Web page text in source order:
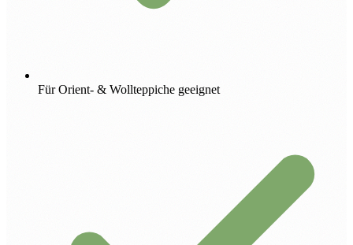
Für Orient- & Wollteppiche geeignet